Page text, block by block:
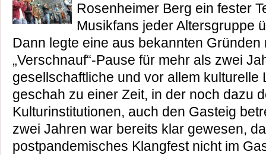
Rosenheimer Berg ein fester
Musikfans jeder Altersgruppe
Dann legte eine aus bekannten Gründen
„Verschnauf“-Pause für mehr als zwei
gesellschaftliche und vor allem kulturelle
geschah zu einer Zeit, in der noch dazu
Kulturinstitutionen, auch den Gasteig
zwei Jahren war bereits klar gewesen,
postpandemisches Klangfest nicht im